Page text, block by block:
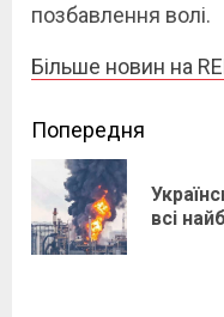
позбавлення волі.
Більше новин на
Continue
Reading
Попередня
всі